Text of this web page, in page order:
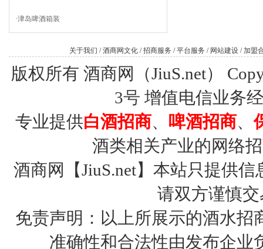
·津岛啤酒箱装
关于我们 /酒商网文化 /招商服务 /平台服务 / 网站建设 /加盟
版权所有 酒商网（JiuS.net）
3号 增值电信业务
专业提供白酒招商、 啤酒招商、
酒类相关产业的网络
酒商网【JiuS.net】本站只提供
请双方谨慎
免责声明：以上所展示的酒水
准确性和合法性由发布企业